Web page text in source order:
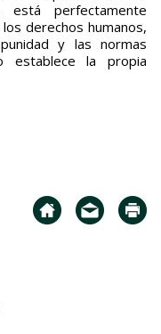
está perfectamente
derechos humanos,
y las normas
establece la propia